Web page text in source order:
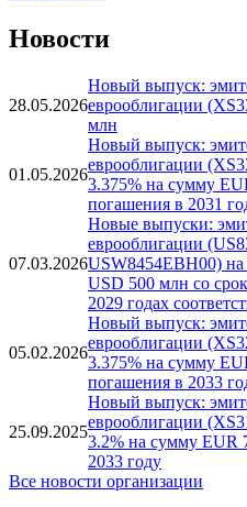
Новости
28.05.2026
Новый выпуск:
еврооблигации
млн
01.05.2026
Новый выпуск:
еврооблигации
3.375% на сумму
погашения в 2031
07.03.2026
Новые выпуски:
еврооблигации
USW8454EBH00)
USD 500 млн со
2029 годах
05.02.2026
Новый выпуск:
еврооблигации
3.375% на сумму
погашения в 2033
25.09.2025
Новый выпуск:
еврооблигации
3.2% на сумму EUR
2033 году
Все новости организации